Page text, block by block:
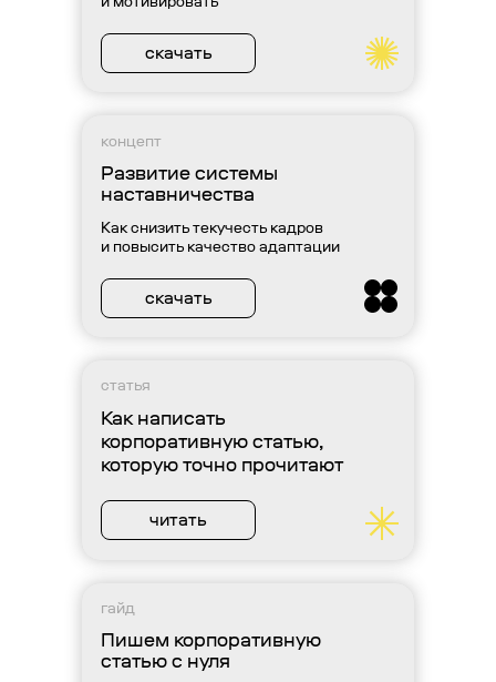
Развитие системы
наставничества
концепт
скачать
Как снизить текучесть кадров
и повысить качество адаптации
Пишем корпоративную
статью с нуля
гайд
Как написать
корпоративную статью,
которую точно прочитают
статья
читать
скачать